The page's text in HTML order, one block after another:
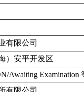
有限公司
）安平开发区
Awaiting Examination
有限公司